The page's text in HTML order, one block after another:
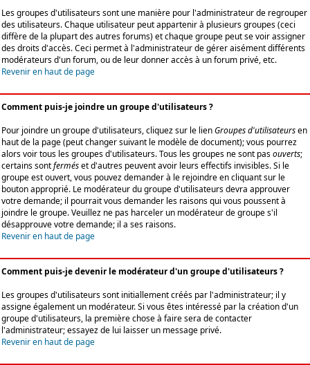
Les groupes d'utilisateurs sont une manière pour l'administrateur de regrouper
des utilisateurs. Chaque utilisateur peut appartenir à plusieurs groupes (ceci
diffère de la plupart des autres forums) et chaque groupe peut se voir assigner
des droits d'accès. Ceci permet à l'administrateur de gérer aisément différents
modérateurs d'un forum, ou de leur donner accès à un forum privé, etc.
Revenir en haut de page
Comment puis-je joindre un groupe d'utilisateurs ?
Pour joindre un groupe d'utilisateurs, cliquez sur le lienGroupes d'utilisateursen
haut de la page (peut changer suivant le modèle de document); vous pourrez
alors voir tous les groupes d'utilisateurs. Tous les groupes ne sont pasouverts;
certains sontferméset d'autres peuvent avoir leurs effectifs invisibles. Si le
groupe est ouvert, vous pouvez demander à le rejoindre en cliquant sur le
bouton approprié. Le modérateur du groupe d'utilisateurs devra approuver
votre demande; il pourrait vous demander les raisons qui vous poussent à
joindre le groupe. Veuillez ne pas harceler un modérateur de groupe s'il
désapprouve votre demande; il a ses raisons.
Revenir en haut de page
Comment puis-je devenir le modérateur d'un groupe d'utilisateurs ?
Les groupes d'utilisateurs sont initiallement créés par l'administrateur; il y
assigne également un modérateur. Si vous êtes intéressé par la création d'un
groupe d'utilisateurs, la première chose à faire sera de contacter
l'administrateur; essayez de lui laisser un message privé.
Revenir en haut de page